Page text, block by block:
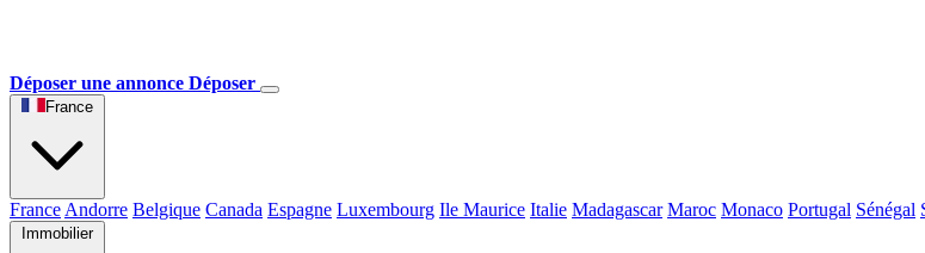
Déposer une annonce Déposer
France
France Andorre Belgique Canada Espagne Luxembourg Ile Maurice Italie Madagascar Maroc Monaco Portugal Sénégal
Immobilier